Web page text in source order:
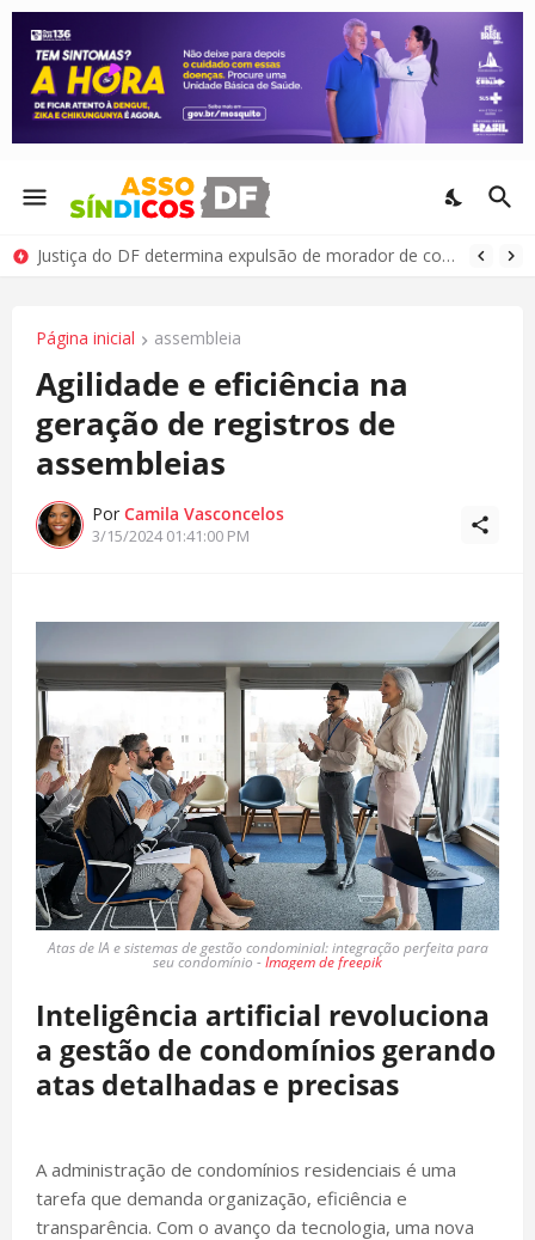
Justiça do DF determina expulsão de morador de condomínio por comportamento antissocial
Página inicial assembleia
Agilidade e eficiência na
geração de registros de
assembleias
Por Camila Vasconcelos
3/15/2024 01:41:00 PM
Atas de IA e sistemas de gestão condominial: integração perfeita para
seu condomínio - Imagem de freepik
Inteligência artificial revoluciona
a gestão de condomínios gerando
atas detalhadas e precisas
A administração de condomínios residenciais é uma
tarefa que demanda organização, eficiência e
transparência. Com o avanço da tecnologia, uma nova